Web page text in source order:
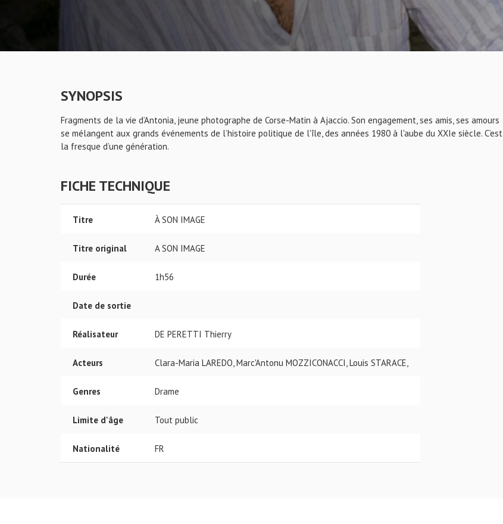
SYNOPSIS
Fragments de la vie d’Antonia, jeune photographe de Corse-Matin à Ajaccio. Son engagement, ses amis, ses amours
se mélangent aux grands événements de l’histoire politique de l'île, des années 1980 à l'aube du XXIe siècle. C’est
la fresque d’une génération.
FICHE TECHNIQUE
Titre À SON IMAGE
Titre original A SON IMAGE
Durée 1h56
Date de sortie
Réalisateur DE PERETTI Thierry
Acteurs Clara-Maria LAREDO, Marc'Antonu MOZZICONACCI, Louis STARACE,
Genres Drame
Limite d'âge Tout public
Nationalité FR